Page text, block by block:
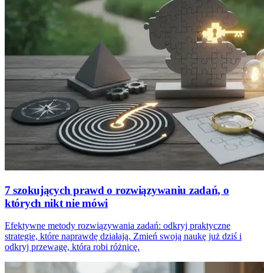
7 szokujących prawd o rozwiązywaniu zadań, o
których nikt nie mówi
Efektywne metody rozwiązywania zadań: odkryj praktyczne
strategie, które naprawdę działają. Zmień swoją naukę już dziś i
odkryj przewagę, która robi różnicę.